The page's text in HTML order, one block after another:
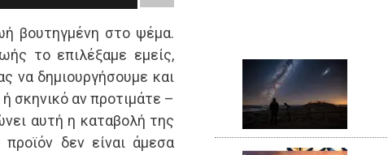
βουτηγμένη στο ψέμα.
το επιλέξαμε εμείς,
να δημιουργήσουμε και
σκηνικό αν προτιμάτε –
αυτή η καταβολή της
δεν είναι άμεσα